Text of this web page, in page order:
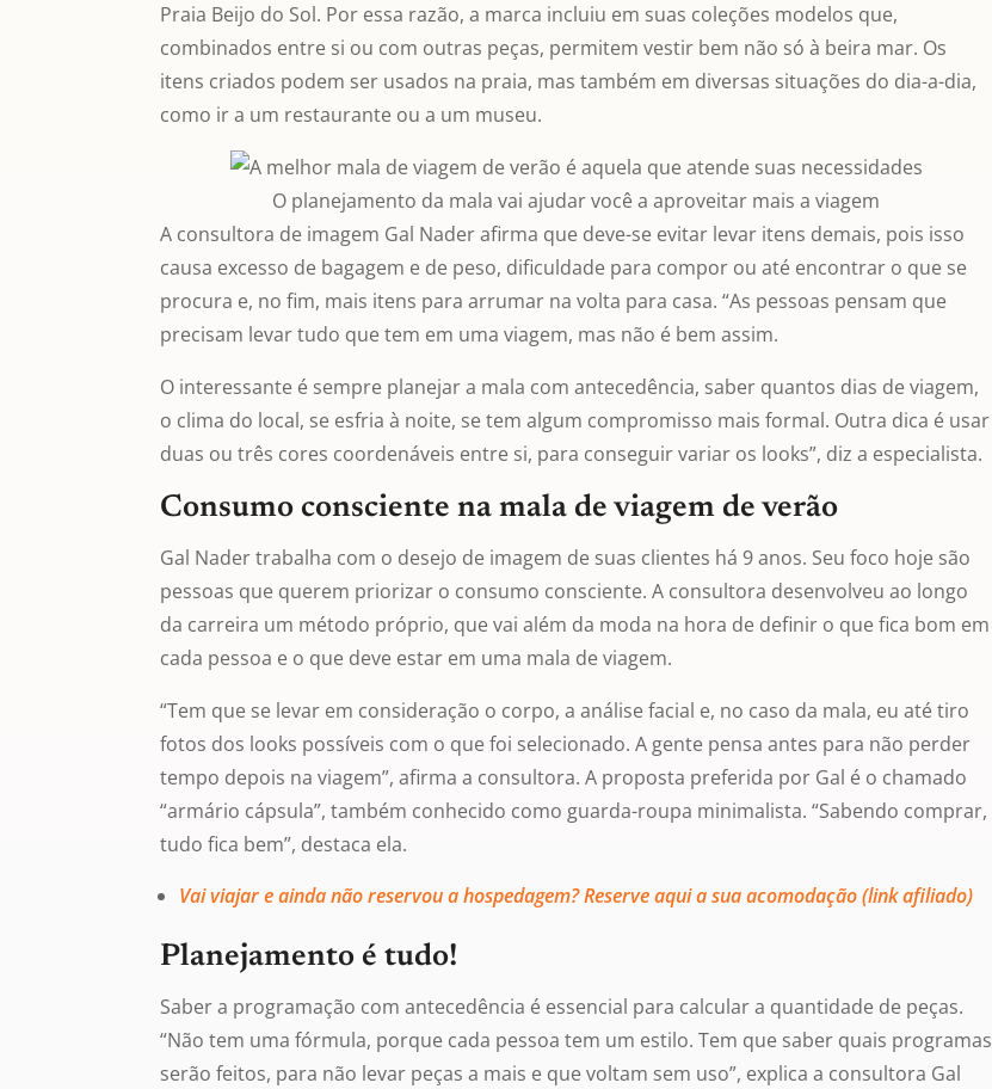
Praia Beijo do Sol. Por essa razão, a marca incluiu em suas coleções modelos que,
combinados entre si ou com outras peças, permitem vestir bem não só à beira mar. Os
itens criados podem ser usados na praia, mas também em diversas situações do dia-a-dia,
como ir a um restaurante ou a um museu.
O planejamento da mala vai ajudar você a aproveitar mais a viagem
A consultora de imagem Gal Nader afirma que deve-se evitar levar itens demais, pois isso
causa excesso de bagagem e de peso, dificuldade para compor ou até encontrar o que se
procura e, no fim, mais itens para arrumar na volta para casa. “As pessoas pensam que
precisam levar tudo que tem em uma viagem, mas não é bem assim.
O interessante é sempre planejar a mala com antecedência, saber quantos dias de viagem,
o clima do local, se esfria à noite, se tem algum compromisso mais formal. Outra dica é usar
duas ou três cores coordenáveis entre si, para conseguir variar os looks”, diz a especialista.
Consumo consciente na mala de viagem de verão
Gal Nader trabalha com o desejo de imagem de suas clientes há 9 anos. Seu foco hoje são
pessoas que querem priorizar o consumo consciente. A consultora desenvolveu ao longo
da carreira um método próprio, que vai além da moda na hora de definir o que fica bom em
cada pessoa e o que deve estar em uma mala de viagem.
“Tem que se levar em consideração o corpo, a análise facial e, no caso da mala, eu até tiro
fotos dos looks possíveis com o que foi selecionado. A gente pensa antes para não perder
tempo depois na viagem”, afirma a consultora. A proposta preferida por Gal é o chamado
“armário cápsula”, também conhecido como guarda-roupa minimalista. “Sabendo comprar,
tudo fica bem”, destaca ela.
Vai viajar e ainda não reservou a hospedagem? Reserve aqui a sua acomodação (link afiliado)
Planejamento é tudo!
Saber a programação com antecedência é essencial para calcular a quantidade de peças.
“Não tem uma fórmula, porque cada pessoa tem um estilo. Tem que saber quais programas
serão feitos, para não levar peças a mais e que voltam sem uso”, explica a consultora Gal